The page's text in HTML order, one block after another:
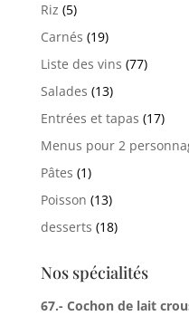
Riz (5)
Carnés (19)
Liste des vins (77)
Salades (13)
Entrées et tapas (17)
Menus pour 2
Pâtes (1)
Poisson (13)
desserts (18)
Nos spécialités
67.- Cochon de lait